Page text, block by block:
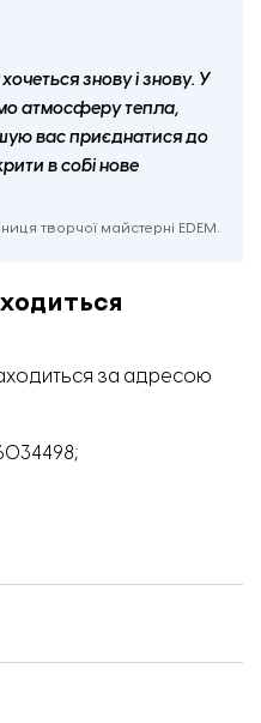
знову і знову. У
атмосферу тепла,
вас приєднатися до
в собі нове
творчої майстерні EDEM.
за адресою